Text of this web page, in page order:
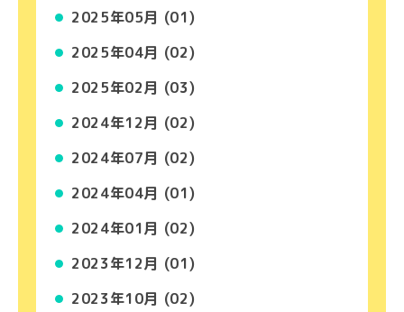
2025年05月 (01)
2025年04月 (02)
2025年02月 (03)
2024年12月 (02)
2024年07月 (02)
2024年04月 (01)
2024年01月 (02)
2023年12月 (01)
2023年10月 (02)